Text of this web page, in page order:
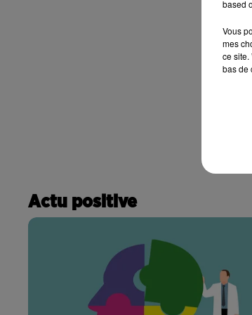
Actu positive
based
Vous
mes
ce site.
bas de